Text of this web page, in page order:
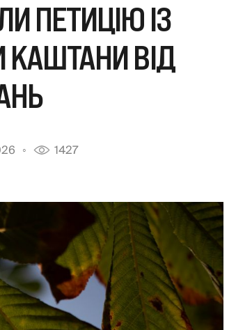
ПЕТИЦІЮ ІЗ
КАШТАНИ ВІД
1427